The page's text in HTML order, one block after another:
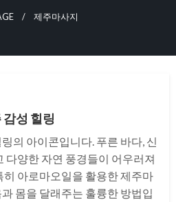
제주마사지
성 힐링
의 아이콘입니다. 푸른 바다, 신
다양한 자연 풍경들이 어우러져
히 아로마오일을 활용한 제주마
몸을 달래주는 훌륭한 방법입